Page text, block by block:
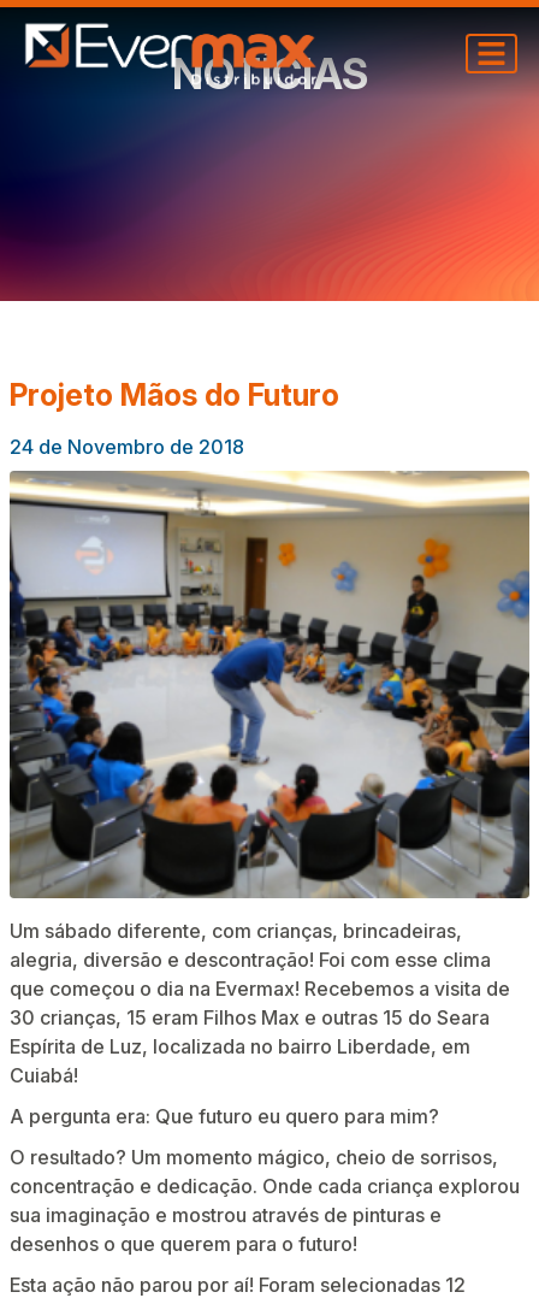
NOTÍCIAS
Projeto Mãos do Futuro
24 de Novembro de 2018
Um sábado diferente, com crianças, brincadeiras,
alegria, diversão e descontração! Foi com esse clima
que começou o dia na Evermax! Recebemos a visita de
30 crianças, 15 eram Filhos Max e outras 15 do Seara
Espírita de Luz, localizada no bairro Liberdade, em
Cuiabá!
A pergunta era: Que futuro eu quero para mim?
O resultado? Um momento mágico, cheio de sorrisos,
concentração e dedicação. Onde cada criança explorou
sua imaginação e mostrou através de pinturas e
desenhos o que querem para o futuro!
Esta ação não parou por aí! Foram selecionadas 12